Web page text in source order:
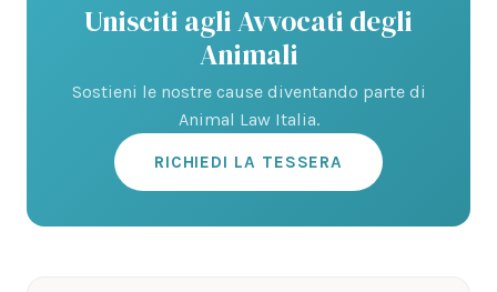
Unisciti agli Avvocati degli
Animali
Sostieni le nostre cause diventando parte di
Animal Law Italia.
RICHIEDI LA TESSERA